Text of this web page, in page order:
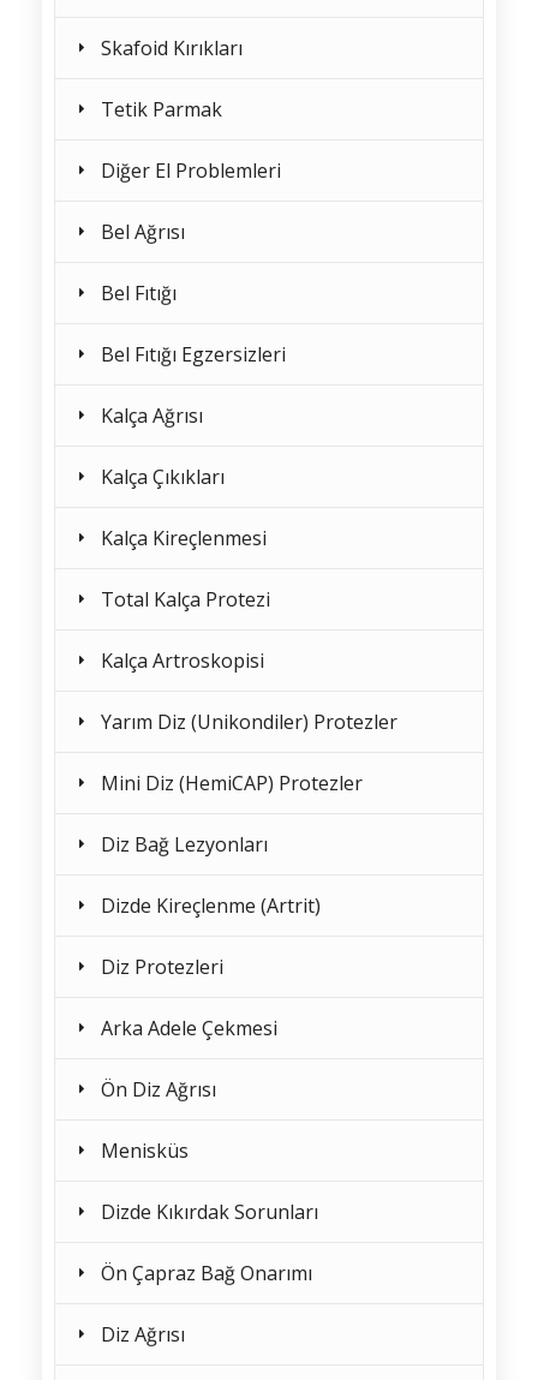
Skafoid Kırıkları
Tetik Parmak
Diğer El Problemleri
Bel Ağrısı
Bel Fıtığı
Bel Fıtığı Egzersizleri
Kalça Ağrısı
Kalça Çıkıkları
Kalça Kireçlenmesi
Total Kalça Protezi
Kalça Artroskopisi
Yarım Diz (Unikondiler) Protezler
Mini Diz (HemiCAP) Protezler
Diz Bağ Lezyonları
Dizde Kireçlenme (Artrit)
Diz Protezleri
Arka Adele Çekmesi
Ön Diz Ağrısı
Menisküs
Dizde Kıkırdak Sorunları
Ön Çapraz Bağ Onarımı
Diz Ağrısı